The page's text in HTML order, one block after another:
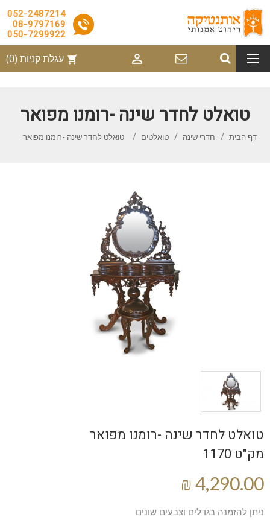
052-2487214
08-9797169
050-7299922
shopping_cart עגלת קניות (0) 
טואלט לחדר שינה -רומנו מפואר
דף הבית חדרי שינה טואלטים טואלט לחדר שינה -רומנו מפואר
טואלט לחדר שינה -רומנו מפואר
מק"ט 1170
ניתן להזמנה בגדלים וצבעים שונים